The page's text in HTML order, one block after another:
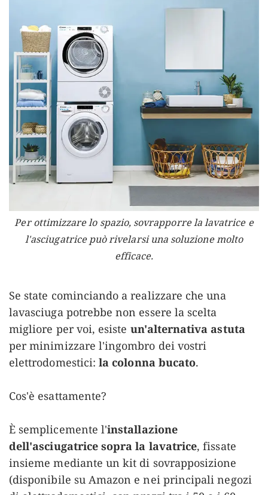
Per ottimizzare lo spazio, sovrapporre la lavatrice e
l'asciugatrice può rivelarsi una soluzione molto
efficace.
Se state cominciando a realizzare che una
lavasciuga potrebbe non essere la scelta
migliore per voi, esiste un'alternativa astuta
per minimizzare l'ingombro dei vostri
elettrodomestici:la colonna bucato.
Cos'è esattamente?
È semplicemente l'installazione
dell'asciugatrice sopra la lavatrice, fissate
insieme mediante un kit di sovrapposizione
(disponibile su Amazon e nei principali negozi